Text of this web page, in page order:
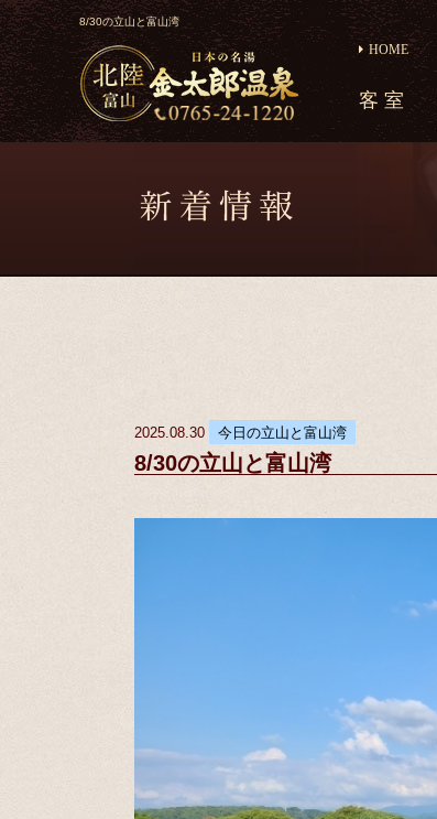
8/30の立山と富山湾
HOME
客 室
2025.08.30 今日の立山と富山湾
8/30の立山と富山湾